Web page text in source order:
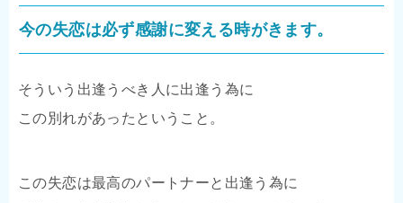
今の失恋は必ず感謝に変える時がきます。
そういう出逢うべき人に出逢う為に
この別れがあったということ。
この失恋は最高のパートナーと出逢う為に